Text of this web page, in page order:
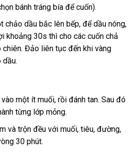
bánh tráng bía để cuốn).
chảo dầu bắc lên bếp, để dầu nóng,
khoảng 30s thì cho các cuốn chả
Đảo liên tục đến khi vàng
dầu.
một ít muối, rồi đánh tan. Sau đó
từng lớp mỏng.
và trộn đều với muối, tiêu, đường,
30 phút.